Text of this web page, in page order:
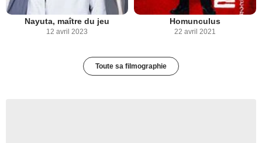
Nayuta, maître du jeu
12 avril 2023
Homunculus
22 avril 2021
Toute sa filmographie